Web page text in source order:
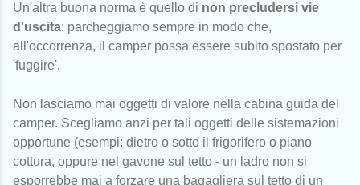
Un'altra buona norma è quello di non precludersi vie
d'uscita: parcheggiamo sempre in modo che,
all'occorrenza, il camper possa essere subito spostato per
'fuggire'.
Non lasciamo mai oggetti di valore nella cabina guida del
camper. Scegliamo anzi per tali oggetti delle sistemazioni
opportune (esempi: dietro o sotto il frigorifero o piano
cottura, oppure nel gavone sul tetto - un ladro non si
esporrebbe mai a forzare una bagagliera sul tetto di un